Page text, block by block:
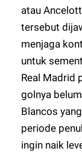
atau
tersebut
menjaga
untuk
Real Madrid
golnya
Blancos
periode
ingin naik